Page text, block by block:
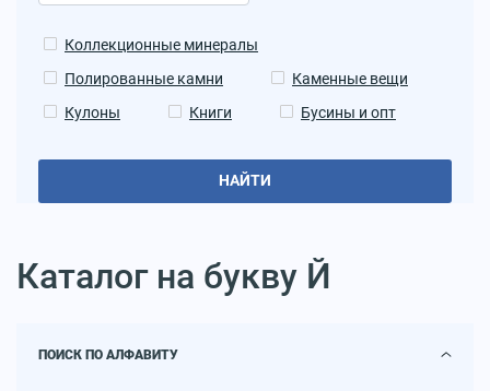
Коллекционные минералы
Полированные камни
Каменные вещи
Кулоны
Книги Бусины и опт
НАЙТИ
Каталог на букву Й
ПОИСК ПО АЛФАВИТУ